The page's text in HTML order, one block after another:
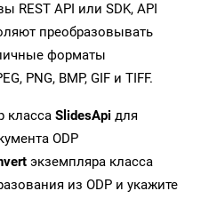
REST API или SDK, API
преобразовывать
форматы
PNG, BMP, GIF и TIFF.
класса SlidesApi для
ODP
экземпляра класса
из ODP и укажите